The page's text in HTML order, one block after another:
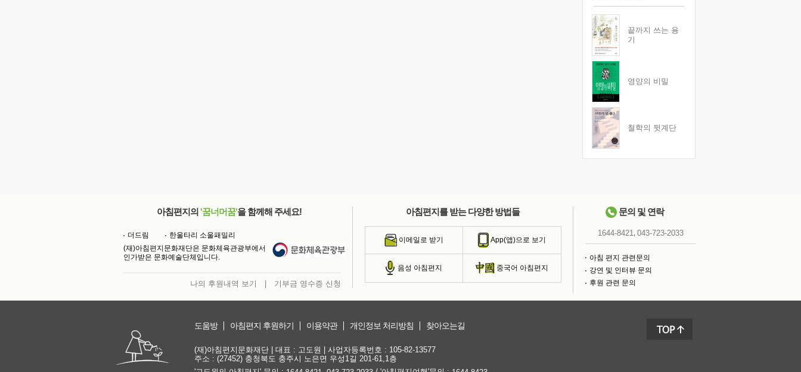
끝까지 쓰는 용
기
영양의 비밀
철학의 뒷계단
아침편지의 '꿈너머꿈'을 함께해 주세요!
더드림
한울타리 소울패밀리
(재)아침편지문화재단은 문화체육관광부에서
인가받은 문화예술단체입니다.
나의 후원내역 보기 기부금 영수증 신청
아침편지를 받는 다양한 방법들
이메일로 받기 App(앱)으로 보기
음성 아침편지 중국어 아침편지
문의 및 연락
1644-8421, 043-723-2033
아침 편지 관련문의
강연 및 인터뷰 문의
후원 관련 문의
도움방 아침편지 후원하기 이용약관 개인정보 처리방침 찾아오는길
(재)아침편지문화재단 | 대표 : 고도원 | 사업자등록번호 : 105-82-13577
주소 : (27452) 충청북도 충주시 노은면 우성1길 201-61,1층